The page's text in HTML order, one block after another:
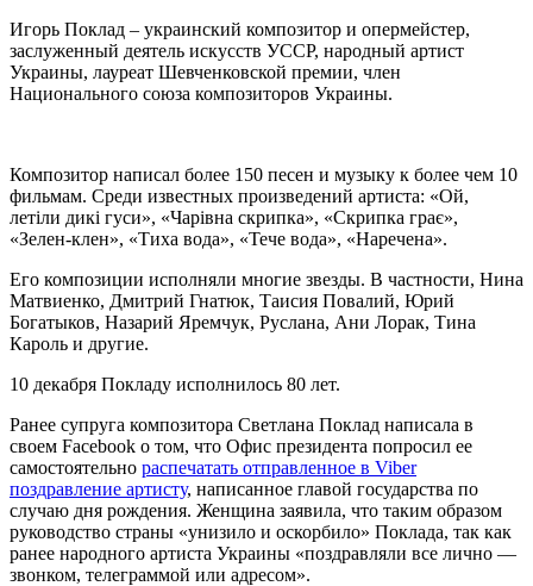
Игорь Поклад – украинский композитор и опермейстер,
заслуженный деятель искусств УССР, народный артист
Украины, лауреат Шевченковской премии, член
Национального союза композиторов Украины.
Композитор написал более 150 песен и музыку к более чем 10
фильмам. Среди известных произведений артиста: «Ой,
летіли дикі гуси», «Чарівна скрипка», «Скрипка грає»,
«Зелен-клен», «Тиха вода», «Тече вода», «Наречена».
Его композиции исполняли многие звезды. В частности, Нина
Матвиенко, Дмитрий Гнатюк, Таисия Повалий, Юрий
Богатыков, Назарий Яремчук, Руслана, Ани Лорак, Тина
Кароль и другие.
10 декабря Покладу исполнилось 80 лет.
Ранее супруга композитора Светлана Поклад написала в
своем Facebook о том, что Офис президента попросил ее
самостоятельно распечатать отправленное в Viber
поздравление артисту, написанное главой государства по
случаю дня рождения. Женщина заявила, что таким образом
руководство страны «унизило и оскорбило» Поклада, так как
ранее народного артиста Украины «поздравляли все лично —
звонком, телеграммой или адресом».